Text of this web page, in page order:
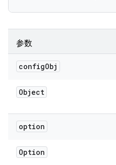
参数
configObj
Object
option
Option